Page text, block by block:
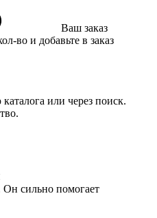
Ваш заказ
во и добавьте в заказ
или через поиск.
Он сильно помогает